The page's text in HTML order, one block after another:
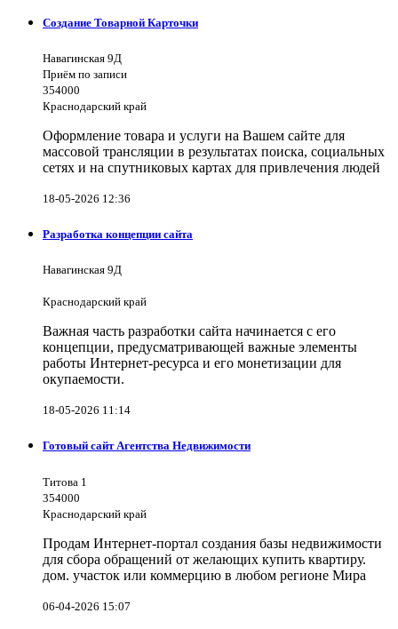
Создание Товарной Карточки
Навагинская 9Д
Приём по записи
354000
Краснодарский край
Оформление товара и услуги на Вашем сайте для
массовой трансляции в результатах поиска, социальных
сетях и на спутниковых картах для привлечения людей
18-05-2026 12:36
Разработка концепции сайта
Навагинская 9Д
Краснодарский край
Важная часть разработки сайта начинается с его
концепции, предусматривающей важные элементы
работы Интернет-ресурса и его монетизации для
окупаемости.
18-05-2026 11:14
Готовый сайт Агентства Недвижимости
Титова 1
354000
Краснодарский край
Продам Интернет-портал создания базы недвижимости
для сбора обращений от желающих купить квартиру.
дом. участок или коммерцию в любом регионе Мира
06-04-2026 15:07